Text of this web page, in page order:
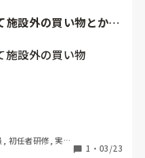
袋
施設外の買い物とかっ
施設外の買い物
で集まってやってお
、さすがに緩めすぎ
初任者研修, 実務
1 ・ 03/23